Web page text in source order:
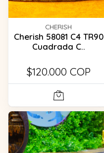
CHERISH
Cherish 58081 C4 TR90
Cuadrada C..
$120.000 COP